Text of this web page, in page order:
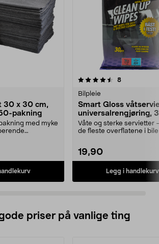
30 x 30 cm,
pakning
med myke
8anmeldelser
Bilpleie
Smart Gloss
universalrengjøring,
pakning
Våte og sterke servietter
de fleste overflatene i
19,90
Legg i handlekurv
4.0 av 5 stjerner
priser på vanlige ting